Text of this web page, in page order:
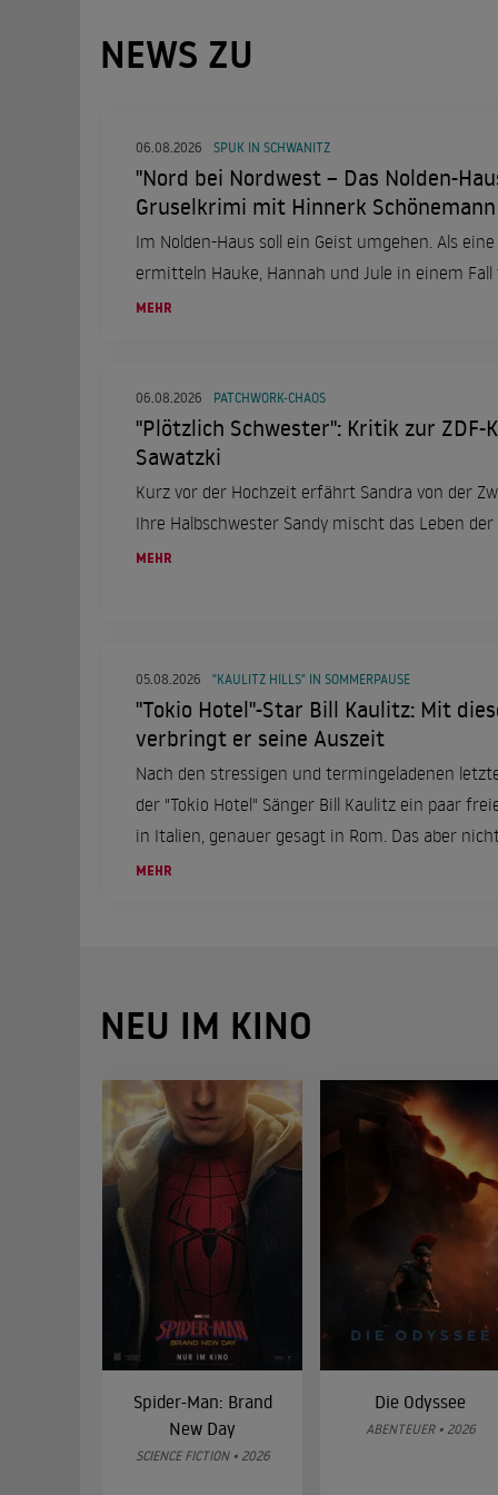
NEWS ZU
06.08.2026 SPUK IN SCHWANITZ
"Nord bei Nordwest – Das Nolden-
Gruselkrimi mit Hinnerk Schönemann
Im Nolden-Haus soll ein Geist umgehen. Als
ermitteln Hauke, Hannah und Jule in einem Fall
MEHR
06.08.2026 PATCHWORK-CHAOS
"Plötzlich Schwester": Kritik zur ZDF-
Sawatzki
Kurz vor der Hochzeit erfährt Sandra von der
Ihre Halbschwester Sandy mischt das Leben
MEHR
05.08.2026 "KAULITZ HILLS" IN SOMMERPAUSE
"Tokio Hotel"-Star Bill Kaulitz: Mit
verbringt er seine Auszeit
Nach den stressigen und termingeladenen
der "Tokio Hotel" Sänger Bill Kaulitz ein paar
in Italien, genauer gesagt in Rom. Das aber
einer ganz besonderen Frau an seiner Seite.
MEHR
NEU IM KINO
Spider-Man: Brand
New Day
SCIENCE FICTION • 2026
Die Odyssee
ABENTEUER • 2026